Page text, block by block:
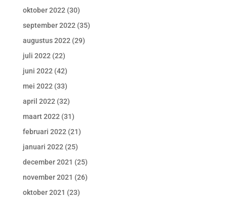
oktober 2022 (30)
september 2022 (35)
augustus 2022 (29)
juli 2022 (22)
juni 2022 (42)
mei 2022 (33)
april 2022 (32)
maart 2022 (31)
februari 2022 (21)
januari 2022 (25)
december 2021 (25)
november 2021 (26)
oktober 2021 (23)